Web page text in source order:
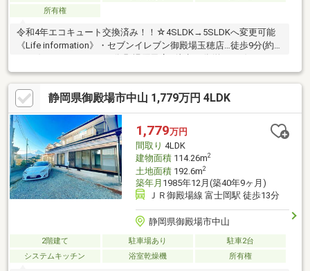
所有権
令和4年エコキュート交換済み！！☆4SLDK→5SLDKへ変更可能
《Life information》・セブンイレブン御殿場玉穂店…徒歩9分(約
ルシア御殿場西店…徒歩10分(約730m)・御殿場市立玉穂小学校…
徒歩21分(約1620m)・御殿場市立原里中学校…徒歩20分(約
1600m)■富士急モビリティバス 『ませ口』停より徒歩約3分■玉穂
小・原里中■契約不適合責任：免責■現況渡し
静岡県御殿場市中山 1,779万円 4LDK
1,779万円
間取り 4LDK
建物面積114.26m2
土地面積192.6m2
築年月 1985年12月(築40年9ヶ月)
ＪＲ御殿場線 富士岡駅 徒歩13分
静岡県御殿場市中山
2階建て 駐車場あり
駐車2台
システムキッチン
浴室乾燥機 所有権